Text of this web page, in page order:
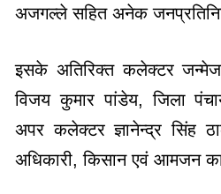
अजगल्ले सहित अनेक
इसके अतिरिक्त कलेक्टर
विजय कुमार पांडेय, जिला
अपर कलेक्टर ज्ञानेन्द्र सिंह
अधिकारी, किसान एवं आमजन